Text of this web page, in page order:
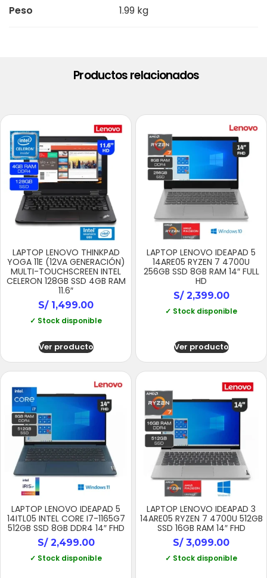
Peso 1.99 kg
Productos relacionados
LAPTOP LENOVO THINKPAD
YOGA 11E (12VA GENERACIÓN)
MULTI-TOUCHSCREEN INTEL
CELERON 128GB SSD 4GB RAM
11.6″
S/1,499.00
✓ Stock disponible
Ver producto
LAPTOP LENOVO IDEAPAD 5
14ARE05 RYZEN 7 4700U
256GB SSD 8GB RAM 14″ FULL
HD
S/2,399.00
✓ Stock disponible
Ver producto
LAPTOP LENOVO IDEAPAD 5
14ITL05 INTEL CORE I7-1165G7
512GB SSD 8GB DDR4 14″ FHD
S/2,499.00
✓ Stock disponible
LAPTOP LENOVO IDEAPAD 3
14ARE05 RYZEN 7 4700U 512GB
SSD 16GB RAM 14″ FHD
S/3,099.00
✓ Stock disponible